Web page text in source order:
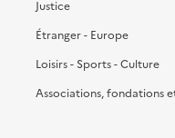
Justice
Étranger - Europe
Loisirs - Sports - Culture
Associations, fondations